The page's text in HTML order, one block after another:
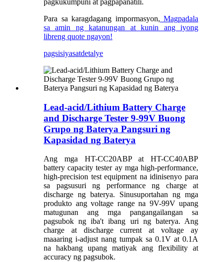
Para sa karagdagang impormasyon, Magpadala
sa amin ng katanungan at kunin ang iyong
libreng quote ngayon!
pagsisiyasatdetalye
Lead-acid/Lithium Battery Charge
and Discharge Tester 9-99V Buong
Grupo ng Baterya Pangsuri ng
Kapasidad ng Baterya
Ang mga HT-CC20ABP at HT-CC40ABP
battery capacity tester ay mga high-performance,
high-precision test equipment na idinisenyo para
sa pagsusuri ng performance ng charge at
discharge ng baterya. Sinusuportahan ng mga
produkto ang voltage range na 9V-99V upang
matugunan ang mga pangangailangan sa
pagsubok ng iba't ibang uri ng baterya. Ang
charge at discharge current at voltage ay
maaaring i-adjust nang tumpak sa 0.1V at 0.1A
na hakbang upang matiyak ang flexibility at
accuracy ng pagsubok.